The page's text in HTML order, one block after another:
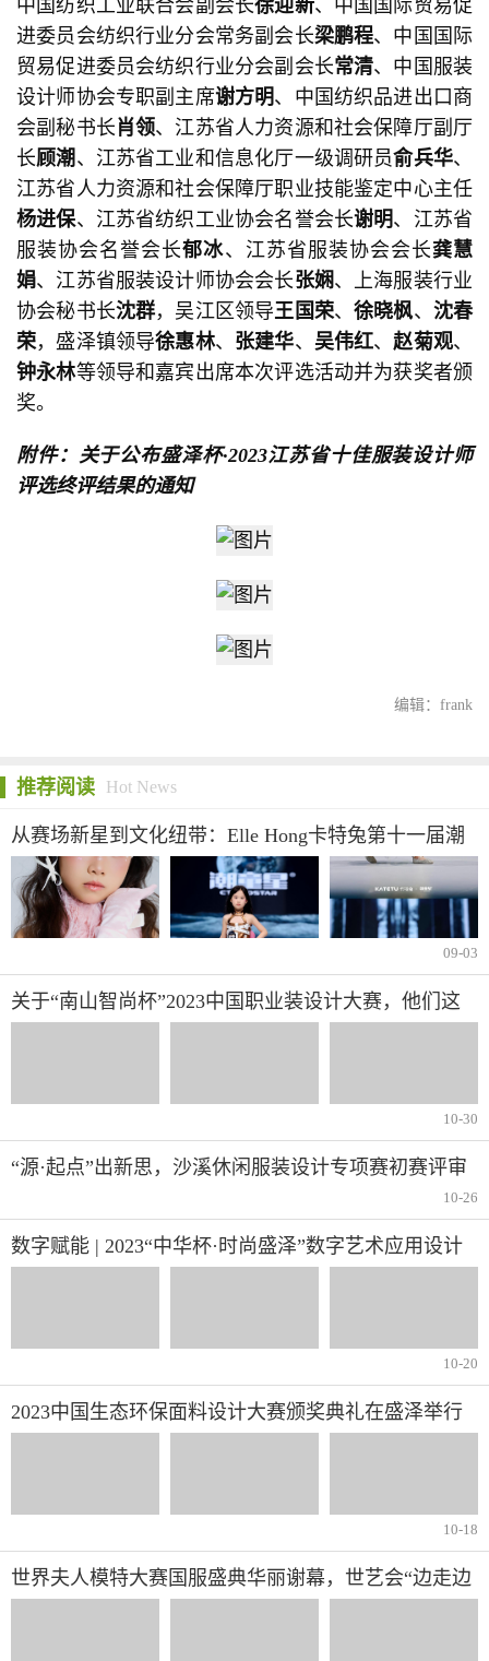
中国纺织工业联合会副会长徐迎新、中国国际贸易促
进委员会纺织行业分会常务副会长梁鹏程、中国国际
贸易促进委员会纺织行业分会副会长常清、中国服装
设计师协会专职副主席谢方明、中国纺织品进出口商
会副秘书长肖领、江苏省人力资源和社会保障厅副厅
长顾潮 、江苏省工业和信息化厅一级调研员俞兵华、
江苏省人力资源和社会保障厅职业技能鉴定中心主任
杨进保、江苏省纺织工业协会名誉会长谢明、江苏省
服装协会名誉会长郁冰、江苏省服装协会会长龚慧
娟、江苏省服装设计师协会会长张娴、上海服装行业
协会秘书长沈群，吴江区领导王国荣、徐晓枫、 沈春
荣，盛泽镇领导徐惠林、 张建华、 吴伟红、赵菊观、
钟永林等领导和嘉宾出席本次评选活动并为获奖者颁
奖。
附件：关于公布盛泽杯·2023江苏省十佳服装设计师
评选终评结果的通知
编辑：frank
推荐阅读 Hot News
从赛场新星到文化纽带：Elle Hong卡特兔第十一届潮
童星国际少儿模特大赛蜕变之旅圆满落幕
09-03
关于“南山智尚杯”2023中国职业装设计大赛，他们这
10-30
“源·起点”出新思，沙溪休闲服装设计专项赛初赛评审
10-26
数字赋能 | 2023“中华杯·时尚盛泽”数字艺术应用设计
10-20
2023中国生态环保面料设计大赛颁奖典礼在盛泽举行
10-18
世界夫人模特大赛国服盛典华丽谢幕，世艺会“边走边